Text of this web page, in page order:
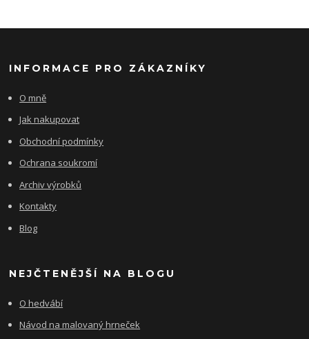
INFORMACE PRO ZÁKAZNÍKY
O mně
Jak nakupovat
Obchodní podmínky
Ochrana soukromí
Archiv výrobků
Kontakty
Blog
NEJČTENĚJŠÍ NA BLOGU
O hedvábí
Návod na malovaný hrneček